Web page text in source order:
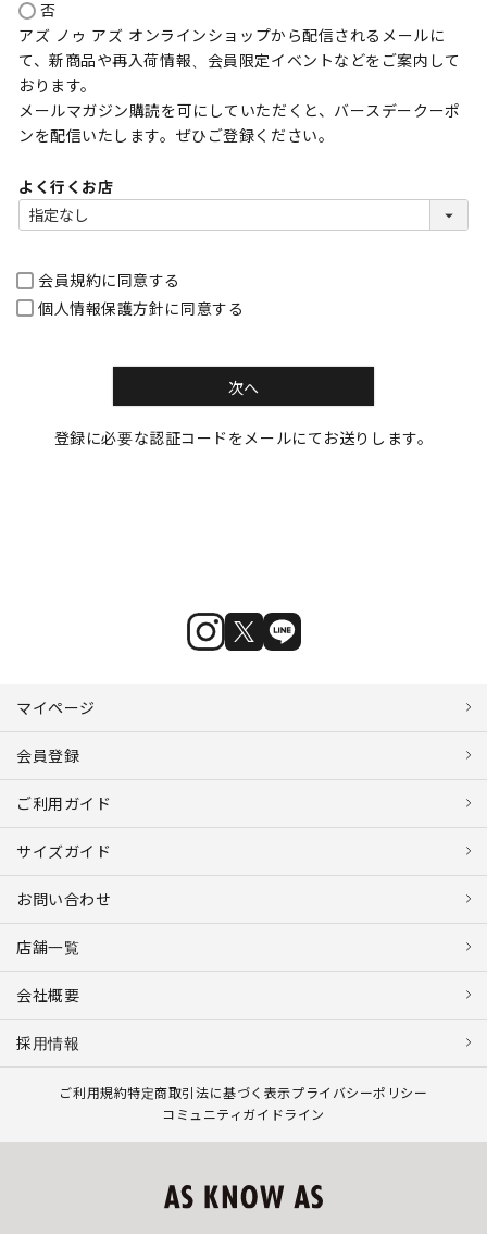
須
)
否
アズ ノゥ アズ オンラインショップから配信されるメールに
て、新商品や再入荷情報、会員限定イベントなどをご案内して
おります。
メールマガジン購読を可にしていただくと、バースデークーポ
ンを配信いたします。ぜひご登録ください。
よく行くお店
会員規約に同意する
個人情報保護方針に同意する
次へ
登録に必要な認証コードをメールにてお送りします。
マイページ
会員登録
ご利用ガイド
サイズガイド
お問い合わせ
店舗一覧
会社概要
採用情報
ご利用規約特定商取引法に基づく表示プライバシーポリシー
コミュニティガイドライン